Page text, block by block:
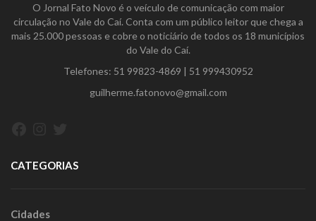
O Jornal Fato Novo é o veículo de comunicação com maior
circulação no Vale do Caí. Conta com um público leitor que chega a
mais 25.000 pessoas e cobre o noticiário de todos os 18 municípios
do Vale do Caí.
Telefones: 51 99823-4869 | 51 999430952
guilherme.fatonovo@gmail.com
CATEGORIAS
Cidades